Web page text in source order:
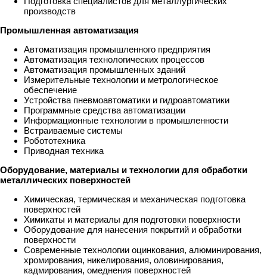
производств
Промышленная автоматизация
Автоматизация промышленного предприятия
Автоматизация технологических процессов
Автоматизация промышленных зданий
Измерительные технологии и метрологическое
обеспечение
Устройства пневмоавтоматики и гидроавтоматики
Программные средства автоматизации
Информационные технологии в промышленности
Встраиваемые системы
Робототехника
Приводная техника
Оборудование, материалы и технологии для обработки
металлических поверхностей
Химическая, термическая и механическая подготовка
поверхностей
Химикаты и материалы для подготовки поверхности
Оборудование для нанесения покрытий и обработки
поверхности
Современные технологии оцинкования, алюминирования,
хромирования, никелирования, оловинирования,
кадмирования, омеднения поверхностей